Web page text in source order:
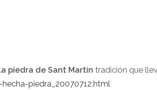
piedra de Sant Martin tradición que
piedra_20070712.html